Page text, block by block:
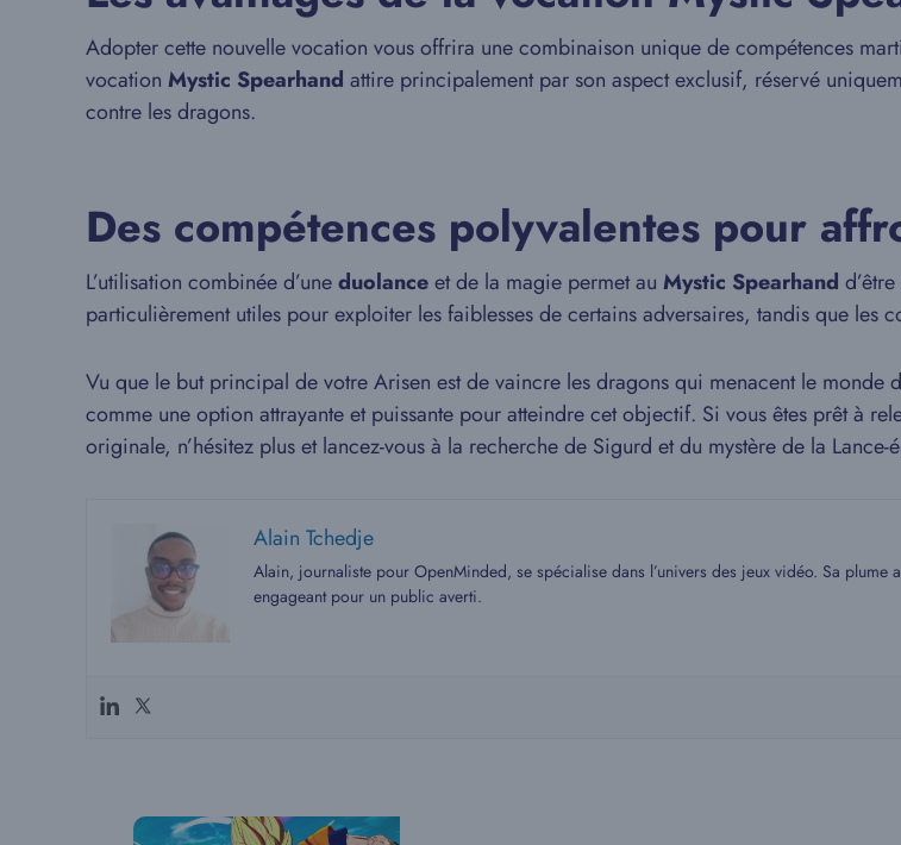
Adopter cette nouvelle vocation vous offrira une combinaison unique de compétences
vocation Mystic Spearhand attire principalement par son aspect exclusif, réservé
contre les dragons.
Des compétences polyvalentes pour
L’utilisation combinée d’uneduolanceet de la magie permet au Mystic Spearhand
particulièrement utiles pour exploiter les faiblesses de certains adversaires, tandis que les
Vu que le but principal de votre Arisen est de vaincre les dragons qui menacent le monde
comme une option attrayante et puissante pour atteindre cet objectif. Si vous êtes prêt à
originale, n’hésitez plus et lancez-vous à la recherche de Sigurd et du mystère de la Lance-
Alain Tchedje
Alain, journaliste pour OpenMinded, se spécialise dans l’univers des jeux vidéo. Sa
engageant pour un public averti.